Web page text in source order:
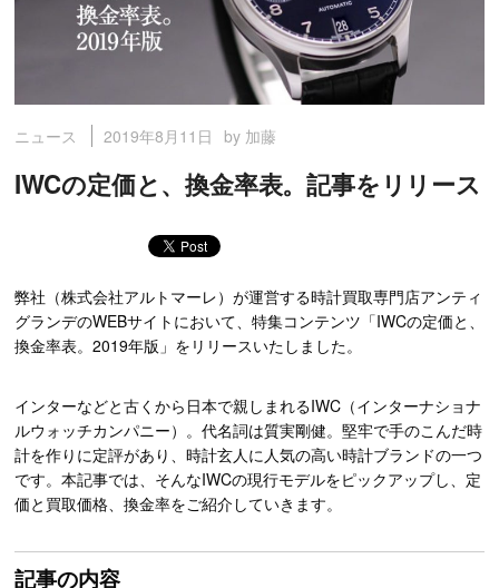
ニュース 2019年8月11日 by 加藤
IWCの定価と、換金率表。記事をリリース
弊社（株式会社アルトマーレ）が運営する時計買取専門店アンティ
グランデのWEBサイトにおいて、特集コンテンツ「IWCの定価と、
換金率表。2019年版」をリリースいたしました。
インターなどと古くから日本で親しまれるIWC（インターナショナ
ルウォッチカンパニー）。代名詞は質実剛健。堅牢で手のこんだ時
計を作りに定評があり、時計玄人に人気の高い時計ブランドの一つ
です。本記事では、そんなIWCの現行モデルをピックアップし、定
価と買取価格、換金率をご紹介していきます。
記事の内容